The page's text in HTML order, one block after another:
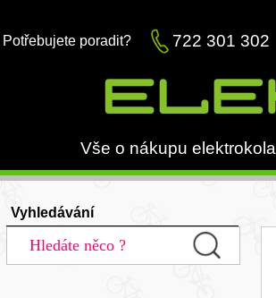
Potřebujete poradit? 722 301 302
Vše o nákupu elektrokola
Vyhledávání